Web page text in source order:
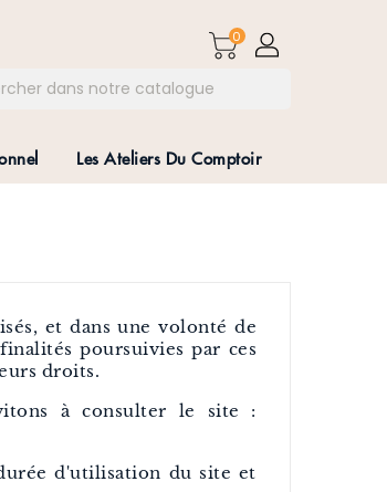
0
Les Ateliers Du Comptoir
et dans une volonté de
poursuivies par ces
droits.
à consulter le site :
d'utilisation du site et